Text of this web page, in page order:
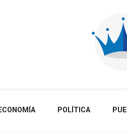
ECONOMÍA POLÍTICA